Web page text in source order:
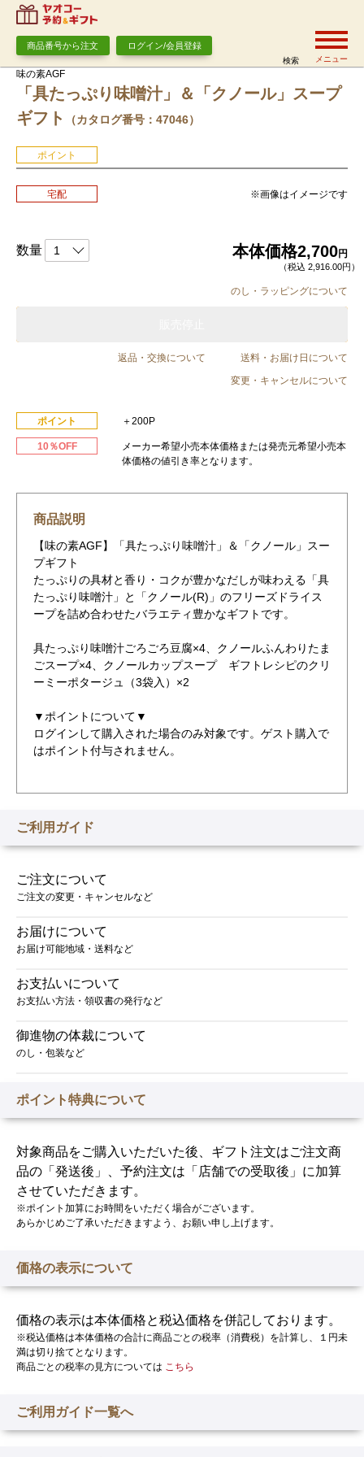
商品番号から注文 ログイン/会員登録
検索 メニュー
味の素AGF
「具たっぷり味噌汁」＆「クノール」スープ
ギフト
（カタログ番号：47046）
ポイント
宅配 ※画像はイメージです
数量 本体価格2,700円
（税込 2,916.00円）
のし・ラッピングについて
返品・交換について
送料・お届け日について
変更・キャンセルについて
ポイント ＋200P
10％OFF
メーカー希望小売本体価格または発売元希望小売本
体価格の値引き率となります。
商品説明
【味の素AGF】「具たっぷり味噌汁」＆「クノール」スー
プギフト
たっぷりの具材と香り・コクが豊かなだしが味わえる「具
たっぷり味噌汁」と「クノール(R)」のフリーズドライス
ープを詰め合わせたバラエティ豊かなギフトです。
具たっぷり味噌汁ごろごろ豆腐×4、クノールふんわりたま
ごスープ×4、クノールカップスープ ギフトレシピのクリ
ーミーポタージュ（3袋入）×2
▼ポイントについて▼
ログインして購入された場合のみ対象です。ゲスト購入で
はポイント付与されません。
ご利用ガイド
ご注文について
ご注文の変更・キャンセルなど
お届けについて
お届け可能地域・送料など
お支払いについて
お支払い方法・領収書の発行など
御進物の体裁について
のし・包装など
ポイント特典について
対象商品をご購入いただいた後、ギフト注文はご注文商
品の「発送後」、予約注文は「店舗での受取後」に加算
させていただきます。
※ポイント加算にお時間をいただく場合がございます。
あらかじめご了承いただきますよう、お願い申し上げます。
価格の表示について
価格の表示は本体価格と税込価格を併記しております。
※税込価格は本体価格の合計に商品ごとの税率（消費税）を計算し、１円未
満は切り捨てとなります。
商品ごとの税率の見方については こちら
ご利用ガイド一覧へ